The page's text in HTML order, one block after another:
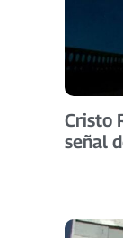
Cristo
señal